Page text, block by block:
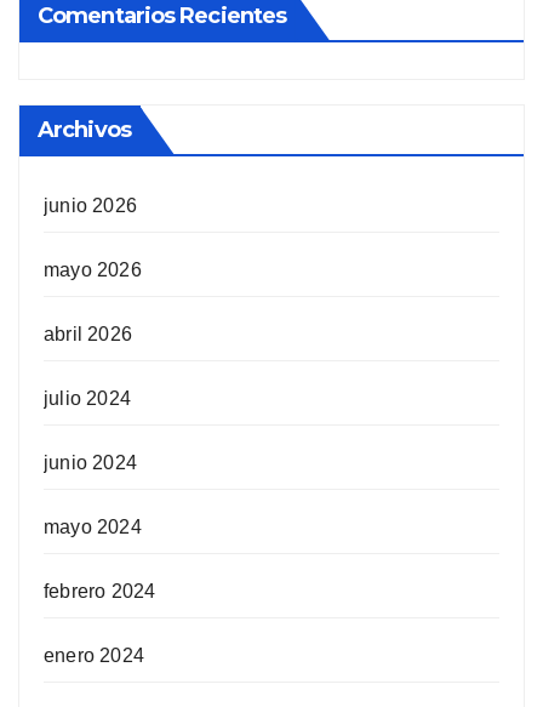
Comentarios Recientes
Archivos
junio 2026
mayo 2026
abril 2026
julio 2024
junio 2024
mayo 2024
febrero 2024
enero 2024